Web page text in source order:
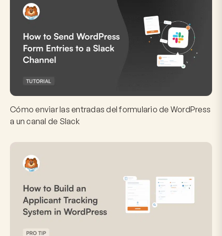
Cómo enviar las entradas del formulario de WordPress
a un canal de Slack